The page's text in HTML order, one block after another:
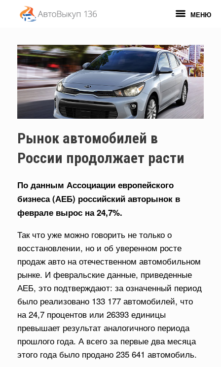
содержанию
МЕНЮ
Рынок автомобилей в
России продолжает расти
По данным Ассоциации европейского
бизнеса (АЕБ) российский авторынок в
феврале вырос на 24,7%.
Так что уже можно говорить не только о
восстановлении, но и об уверенном росте
продаж авто на отечественном автомобильном
рынке. И февральские данные, приведенные
АЕБ, это подтверждают: за означенный период
было реализовано 133 177 автомобилей, что
на 24,7 процентов или 26393 единицы
превышает результат аналогичного периода
прошлого года. А всего за первые два месяца
этого года было продано 235 641 автомобиль.